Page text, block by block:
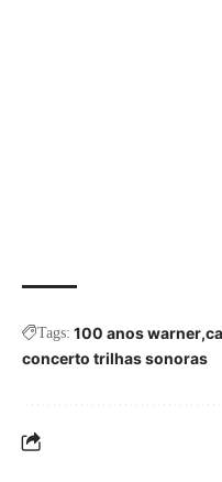
Tags: 100 anos warner
concerto trilhas sonoras